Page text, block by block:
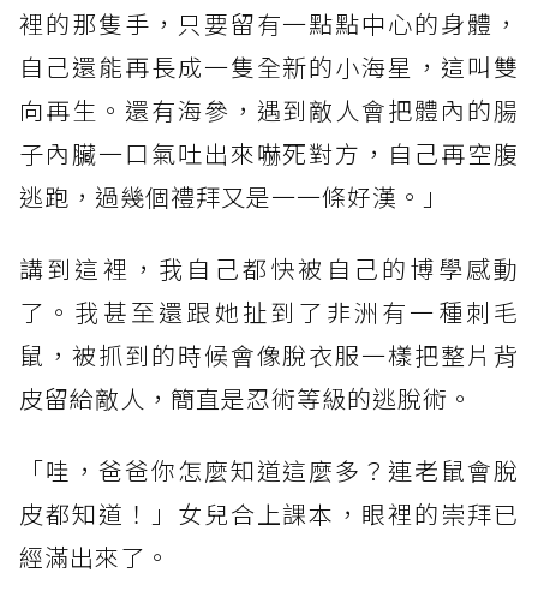
裡的那隻手，只要留有一點點中心的身體，
自己還能再長成一隻全新的小海星，這叫雙
向再生。還有海參，遇到敵人會把體內的腸
子內臟一口氣吐出來嚇死對方，自己再空腹
逃跑，過幾個禮拜又是一一條好漢。」
講到這裡，我自己都快被自己的博學感動
了。我甚至還跟她扯到了非洲有一種刺毛
鼠，被抓到的時候會像脫衣服一樣把整片背
皮留給敵人，簡直是忍術等級的逃脫術。
「哇，爸爸你怎麼知道這麼多？連老鼠會脫
皮都知道！」女兒合上課本，眼裡的崇拜已
經滿出來了。